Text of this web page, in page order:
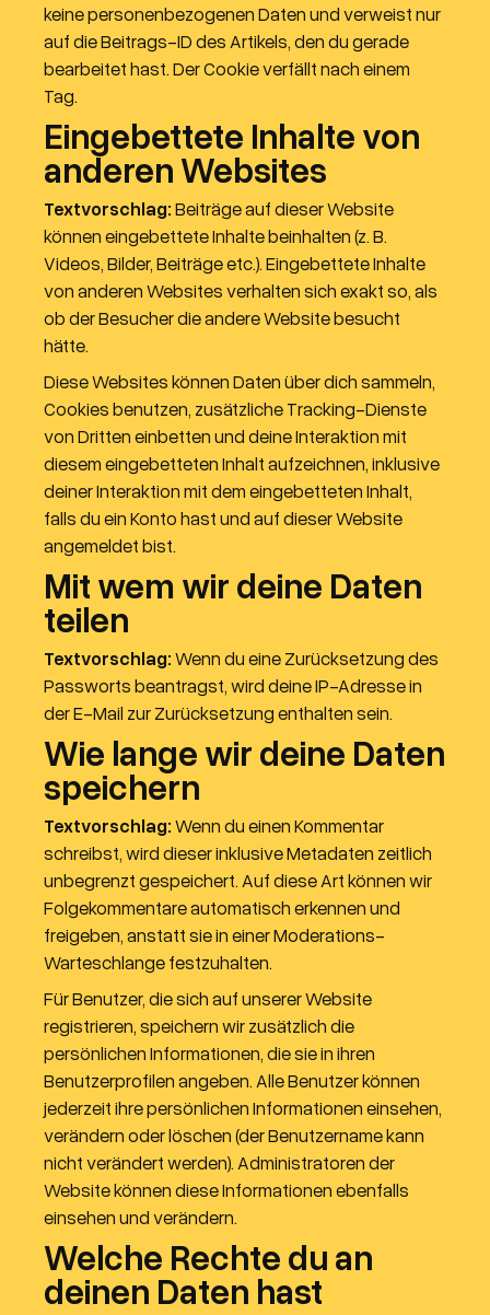
keine personenbezogenen Daten und verweist nur
auf die Beitrags-ID des Artikels, den du gerade
bearbeitet hast. Der Cookie verfällt nach einem
Tag.
Eingebettete Inhalte von
anderen Websites
Textvorschlag:Beiträge auf dieser Website
können eingebettete Inhalte beinhalten (z. B.
Videos, Bilder, Beiträge etc.). Eingebettete Inhalte
von anderen Websites verhalten sich exakt so, als
ob der Besucher die andere Website besucht
hätte.
Diese Websites können Daten über dich sammeln,
Cookies benutzen, zusätzliche Tracking-Dienste
von Dritten einbetten und deine Interaktion mit
diesem eingebetteten Inhalt aufzeichnen, inklusive
deiner Interaktion mit dem eingebetteten Inhalt,
falls du ein Konto hast und auf dieser Website
angemeldet bist.
Mit wem wir deine Daten
teilen
Textvorschlag:Wenn du eine Zurücksetzung des
Passworts beantragst, wird deine IP-Adresse in
der E-Mail zur Zurücksetzung enthalten sein.
Wie lange wir deine Daten
speichern
Textvorschlag:Wenn du einen Kommentar
schreibst, wird dieser inklusive Metadaten zeitlich
unbegrenzt gespeichert. Auf diese Art können wir
Folgekommentare automatisch erkennen und
freigeben, anstatt sie in einer Moderations-
Warteschlange festzuhalten.
Für Benutzer, die sich auf unserer Website
registrieren, speichern wir zusätzlich die
persönlichen Informationen, die sie in ihren
Benutzerprofilen angeben. Alle Benutzer können
jederzeit ihre persönlichen Informationen einsehen,
verändern oder löschen (der Benutzername kann
nicht verändert werden). Administratoren der
Website können diese Informationen ebenfalls
einsehen und verändern.
Welche Rechte du an
deinen Daten hast